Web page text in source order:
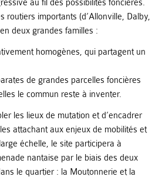
au fil des possibilités foncières.
routiers importants (d’Allonville, Dalby,
deux grandes familles :
homogènes, qui partagent un
de grandes parcelles foncières
le commun reste à inventer.
les lieux de mutation et d’encadrer
attachant aux enjeux de mobilités et
échelle, le site participera à
nantaise par le biais des deux
le quartier : la Moutonnerie et la